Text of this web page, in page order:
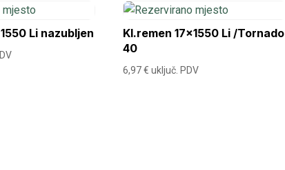
Li nazubljen
Kl.remen 17×1550 Li /Tornado
40
6,97€ uključ. PDV